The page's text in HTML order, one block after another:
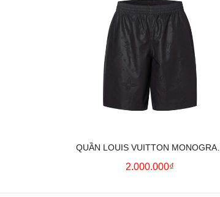
QUẦN LOUIS VUITTON MONOGRAM
MOIRE JACQUARD SILK SHORTS IN
2.000.000₫